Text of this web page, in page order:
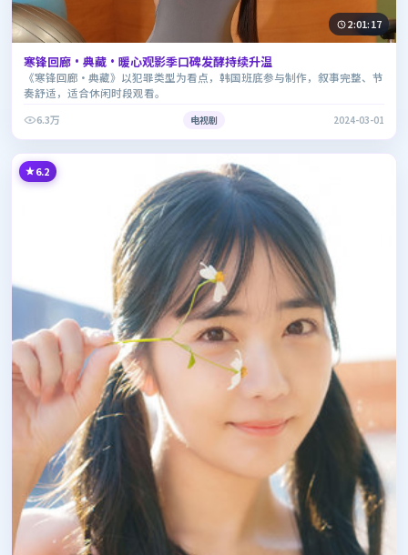
2:01:17
寒锋回廊·典藏·暖心观影季口碑发酵持续升温
《寒锋回廊·典藏》以犯罪类型为看点，韩国班底参与制作，叙事完整、节
奏舒适，适合休闲时段观看。
6.3万
电视剧 2024-03-01
6.2